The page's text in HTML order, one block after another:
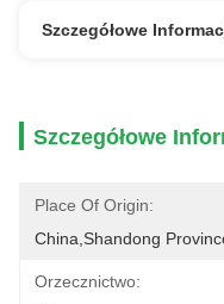
Szczegółowe
Szczegółowe
Place Of Origin:
China,Shandong
Orzecznictwo: